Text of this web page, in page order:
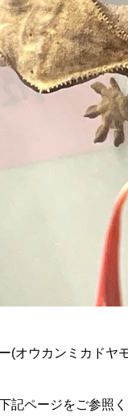
(オウカンミカドヤ
記ページをご参照く